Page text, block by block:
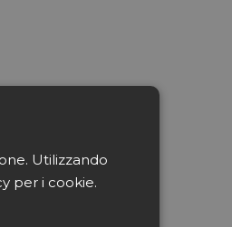
Utilizzando
per i cookie.